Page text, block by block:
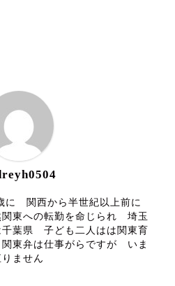
に 関西から半世紀以上前に
東への転勤を命じられ 埼玉
葉県 子ども二人はは関東育
東弁は仕事がらですが いま
ません